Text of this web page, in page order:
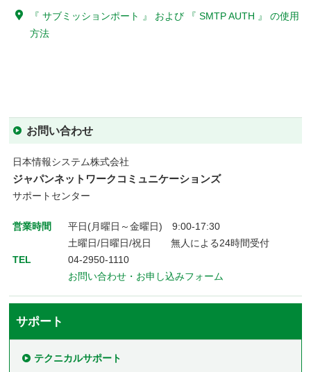
『 サブミッションポート 』 および 『 SMTP AUTH 』 の使用
方法
お問い合わせ
日本情報システム株式会社
ジャパンネットワークコミュニケーションズ
サポートセンター
営業時間
平日(月曜日～金曜日) 9:00-17:30
土曜日/日曜日/祝日 無人による24時間受付
TEL
04-2950-1110
お問い合わせ・お申し込みフォーム
サポート
テクニカルサポート